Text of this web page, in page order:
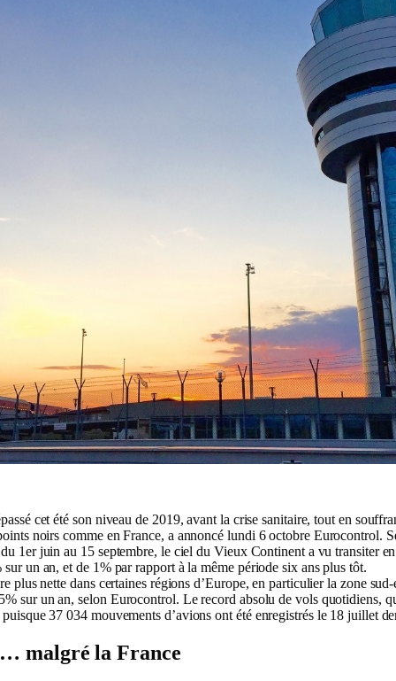
cet été son niveau de 2019, avant la crise sanitaire, tout en
noirs comme en France, a annoncé lundi 6 octobre Eurocontrol.
1er juin au 15 septembre, le ciel du Vieux Continent a vu transiter
un an, et de 1% par rapport à la même période six ans plus tôt.
plus nette dans certaines régions d’Europe, en particulier la zone
sur un an, selon Eurocontrol. Le record absolu de vols quotidiens,
puisque 37 034 mouvements d’avions ont été enregistrés le 18 juillet
malgré la France